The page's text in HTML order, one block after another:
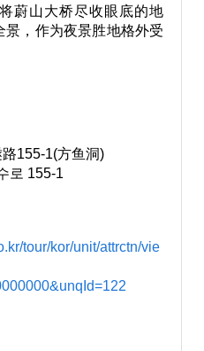
蔚山大桥尽收眼底的地
，作为夜景胜地格外受
155-1(方鱼洞)
로 155-1
tour/kor/unit/attrctn/vie